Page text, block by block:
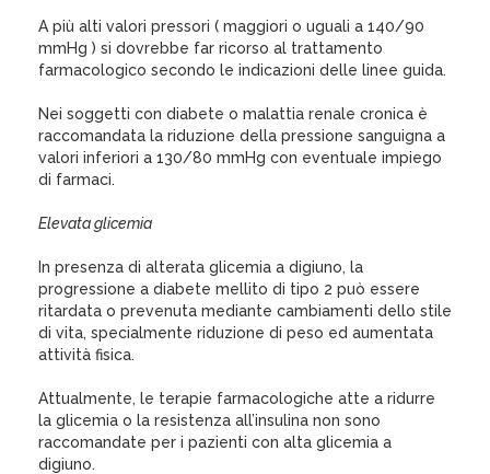
A più alti valori pressori ( maggiori o uguali a 140/90
mmHg ) si dovrebbe far ricorso al trattamento
farmacologico secondo le indicazioni delle linee guida.
Nei soggetti con diabete o malattia renale cronica è
raccomandata la riduzione della pressione sanguigna a
valori inferiori a 130/80 mmHg con eventuale impiego
di farmaci.
Elevata glicemia
In presenza di alterata glicemia a digiuno, la
progressione a diabete mellito di tipo 2 può essere
ritardata o prevenuta mediante cambiamenti dello stile
di vita, specialmente riduzione di peso ed aumentata
attività fisica.
Attualmente, le terapie farmacologiche atte a ridurre
la glicemia o la resistenza all’insulina non sono
raccomandate per i pazienti con alta glicemia a
digiuno.